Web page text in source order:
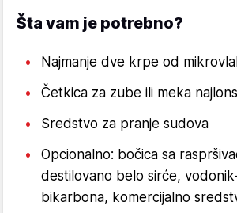
Šta vam je potrebno?
Najmanje dve krpe od
Četkica za zube ili meka
Sredstvo za pranje sudova
Opcionalno: bočica sa
destilovano belo sirće,
bikarbona, komercijalno